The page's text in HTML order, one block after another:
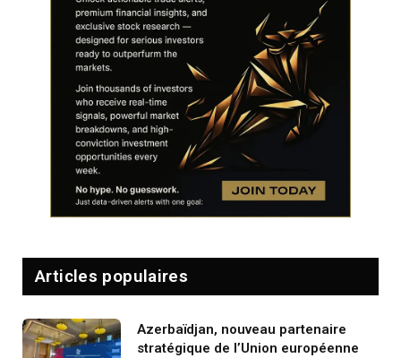
Articles populaires
Azerbaïdjan, nouveau partenaire
stratégique de l’Union européenne